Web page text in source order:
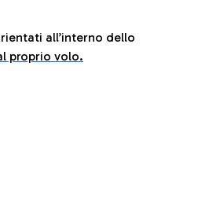
all’interno dello
proprio volo.